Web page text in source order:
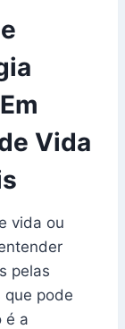
Vida
vida ou
pelas
que pode
é a